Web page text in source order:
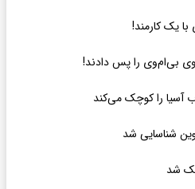
یک کارمند!
آسیا را کوچک می‌کند
شناسایی شد
شد